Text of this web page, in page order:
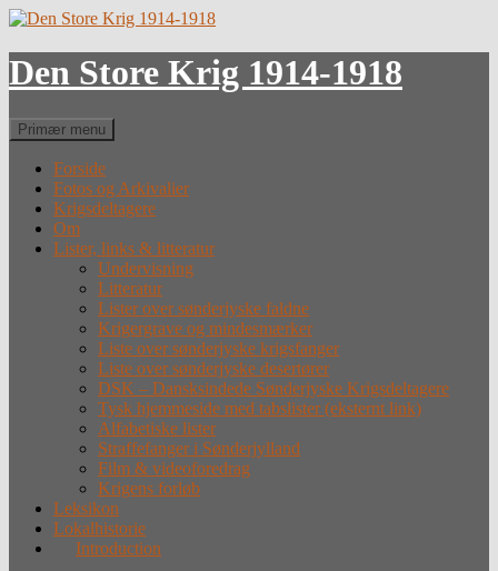
Hop
indhold
Den Store Krig 1914-1918
Søg
Primær menu
Forside
Fotos og Arkivalier
Krigsdeltagere
Om
Lister, links & litteratur
Undervisning
Litteratur
Lister over sønderjyske faldne
Krigergrave og mindesmærker
Liste over sønderjyske krigsfanger
Liste over sønderjyske desertører
DSK – Dansksindede Sønderjyske Krigsdeltagere
Tysk hjemmeside med tabslister (eksternt link)
Alfabetiske lister
Straffefanger i Sønderjylland
Film & videoforedrag
Krigens forløb
Leksikon
Lokalhistorie
Introduction